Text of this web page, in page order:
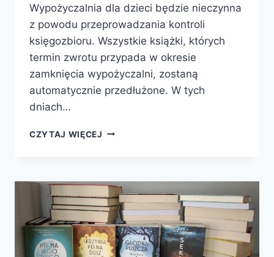
Wypożyczalnia dla dzieci będzie nieczynna
z powodu przeprowadzania kontroli
księgozbioru. Wszystkie książki, których
termin zwrotu przypada w okresie
zamknięcia wypożyczalni, zostaną
automatycznie przedłużone. W tych
dniach…
CZYTAJ WIĘCEJ WAŻNA